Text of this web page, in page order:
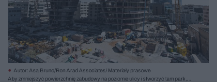
Autor: Asa Bruno/Ron Arad Associates/ Materiały prasowe
Aby zmniejszyć powierzchnię zabudowy na poziomie ulicy i stworzyć tam park,